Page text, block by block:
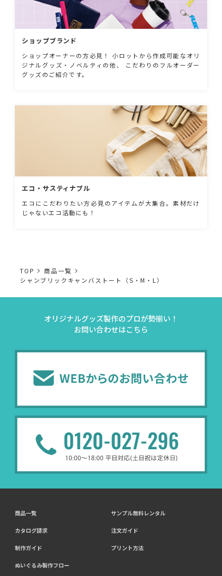
ショップブランド
ショップオーナーの方必見！ 小ロットから作成可能なオリ
ジナルグッズ・ノベルティの他、 こだわりのフルオーダー
グッズのご紹介です。
エコ・サスティナブル
エコにこだわりたい方必見のアイテムが大集合。素材だけ
じゃないエコ活動にも！
TOP
商品一覧
シャンブリックキャンバストート（S・M・L）
オリジナルグッズ製作のプロが勢揃い！
お問い合わせはこちら
商品一覧 サンプル無料レンタル
カタログ請求 注文ガイド
制作ガイド プリント方法
ぬいぐるみ製作フロー